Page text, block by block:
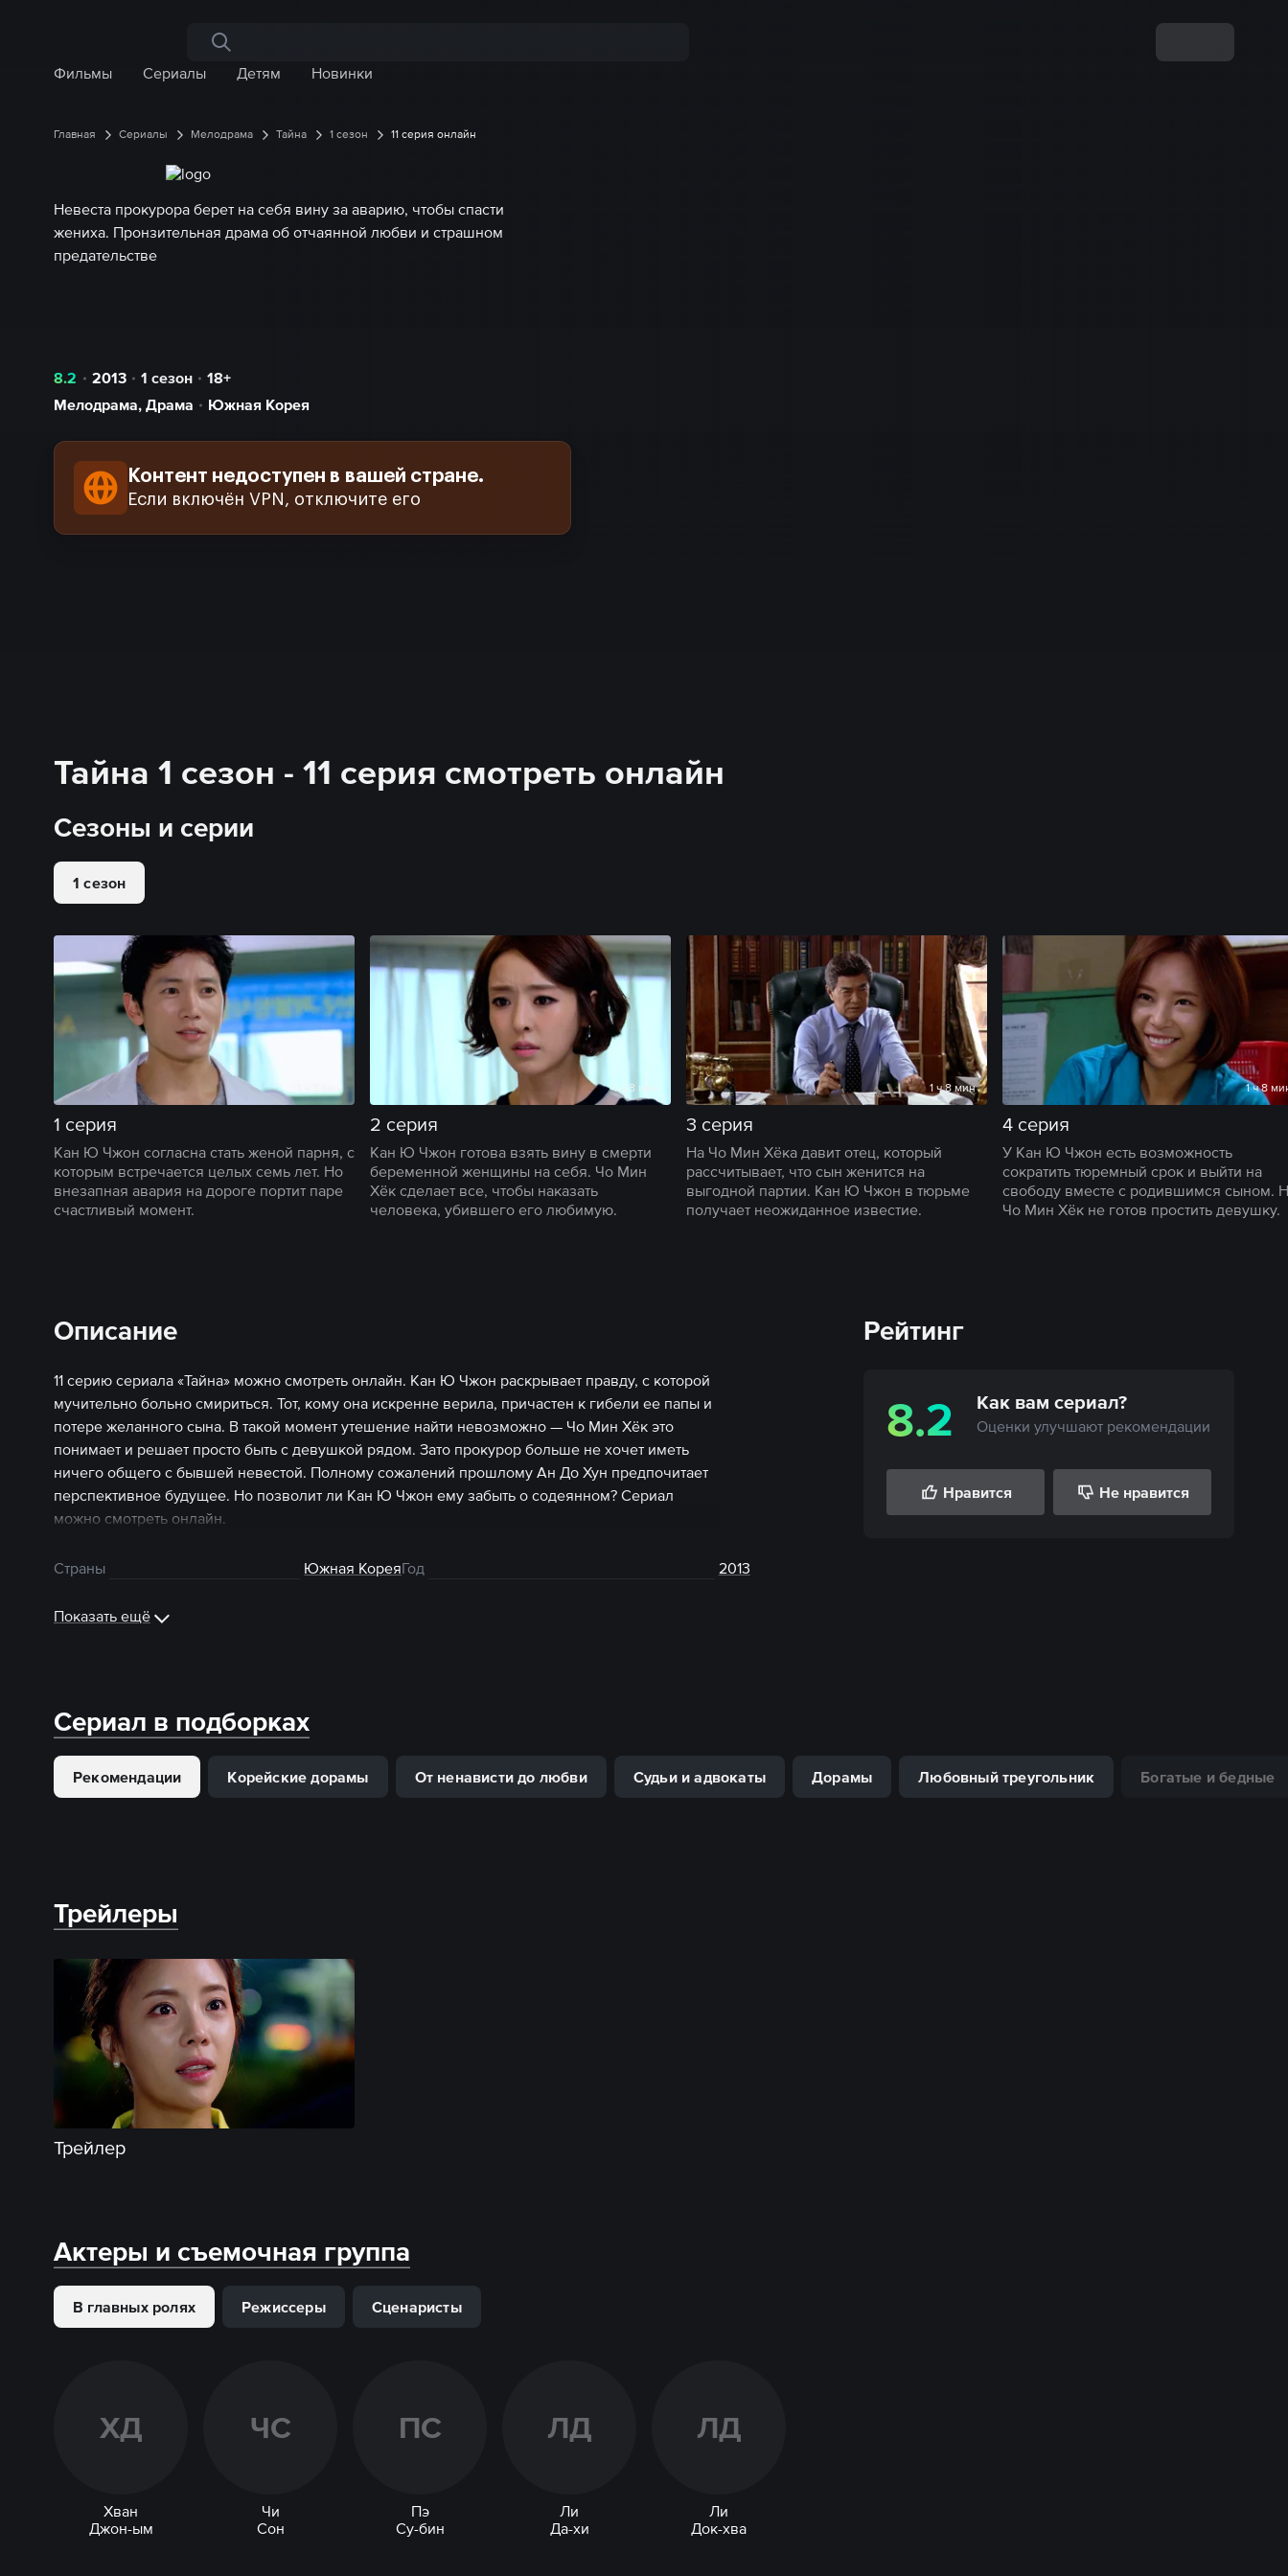
Поиск по сайту
Фильмы
Сериалы Детям Новинки
Главная Сериалы Мелодрама Тайна 1 сезон 11 серия онлайн
Невеста прокурора берет на себя вину за аварию, чтобы спасти
жениха. Пронзительная драма об отчаянной любви и страшном
предательстве
8.2 2013 1 сезон
18+
Мелодрама, Драма Южная Корея
Контент недоступен в вашей стране.
Если включён VPN, отключите его
Тайна 1 сезон - 11 серия смотреть онлайн
Сезоны и серии
1 сезон
1 ч 3 мин
1 серия
Кан Ю Чжон согласна стать женой парня, с
которым встречается целых семь лет. Но
внезапная авария на дороге портит паре
счастливый момент.
1 ч 8 мин
2 серия
Кан Ю Чжон готова взять вину в смерти
беременной женщины на себя. Чо Мин
Хёк сделает все, чтобы наказать
человека, убившего его любимую.
1 ч 8 мин
3 серия
На Чо Мин Хёка давит отец, который
рассчитывает, что сын женится на
выгодной партии. Кан Ю Чжон в тюрьме
получает неожиданное известие.
1 ч 8
4 серия
У Кан Ю Чжон есть возможность
сократить тюремный срок и выйти на
свободу вместе с родившимся сыном.
Чо Мин Хёк не готов простить девушку.
Описание
11 серию сериала «Тайна» можно смотреть онлайн. Кан Ю Чжон раскрывает правду, с которой
мучительно больно смириться. Тот, кому она искренне верила, причастен к гибели ее папы и
потере желанного сына. В такой момент утешение найти невозможно — Чо Мин Хёк это
понимает и решает просто быть с девушкой рядом. Зато прокурор больше не хочет иметь
ничего общего с бывшей невестой. Полному сожалений прошлому Ан До Хун предпочитает
перспективное будущее. Но позволит ли Кан Ю Чжон ему забыть о содеянном? Сериал
можно смотреть онлайн.
Страны Южная КореяГод 2013
Показать ещё
Рейтинг
8.2 Как вам сериал?
Оценки улучшают рекомендации
Нравится Не нравится
Сериал в подборках
Рекомендации Корейские дорамы От ненависти до любви Судьи и адвокаты Дорамы Любовный треугольник Богатые и бедные
Трейлеры
Трейлер
Актеры и съемочная группа
В главных ролях Режиссеры Сценаристы
ХД
Хван
Джон-ым
ЧС
Чи
Сон
ПС
Пэ
Су-бин
ЛД
Ли
Да-хи
ЛД
Ли
Док-хва